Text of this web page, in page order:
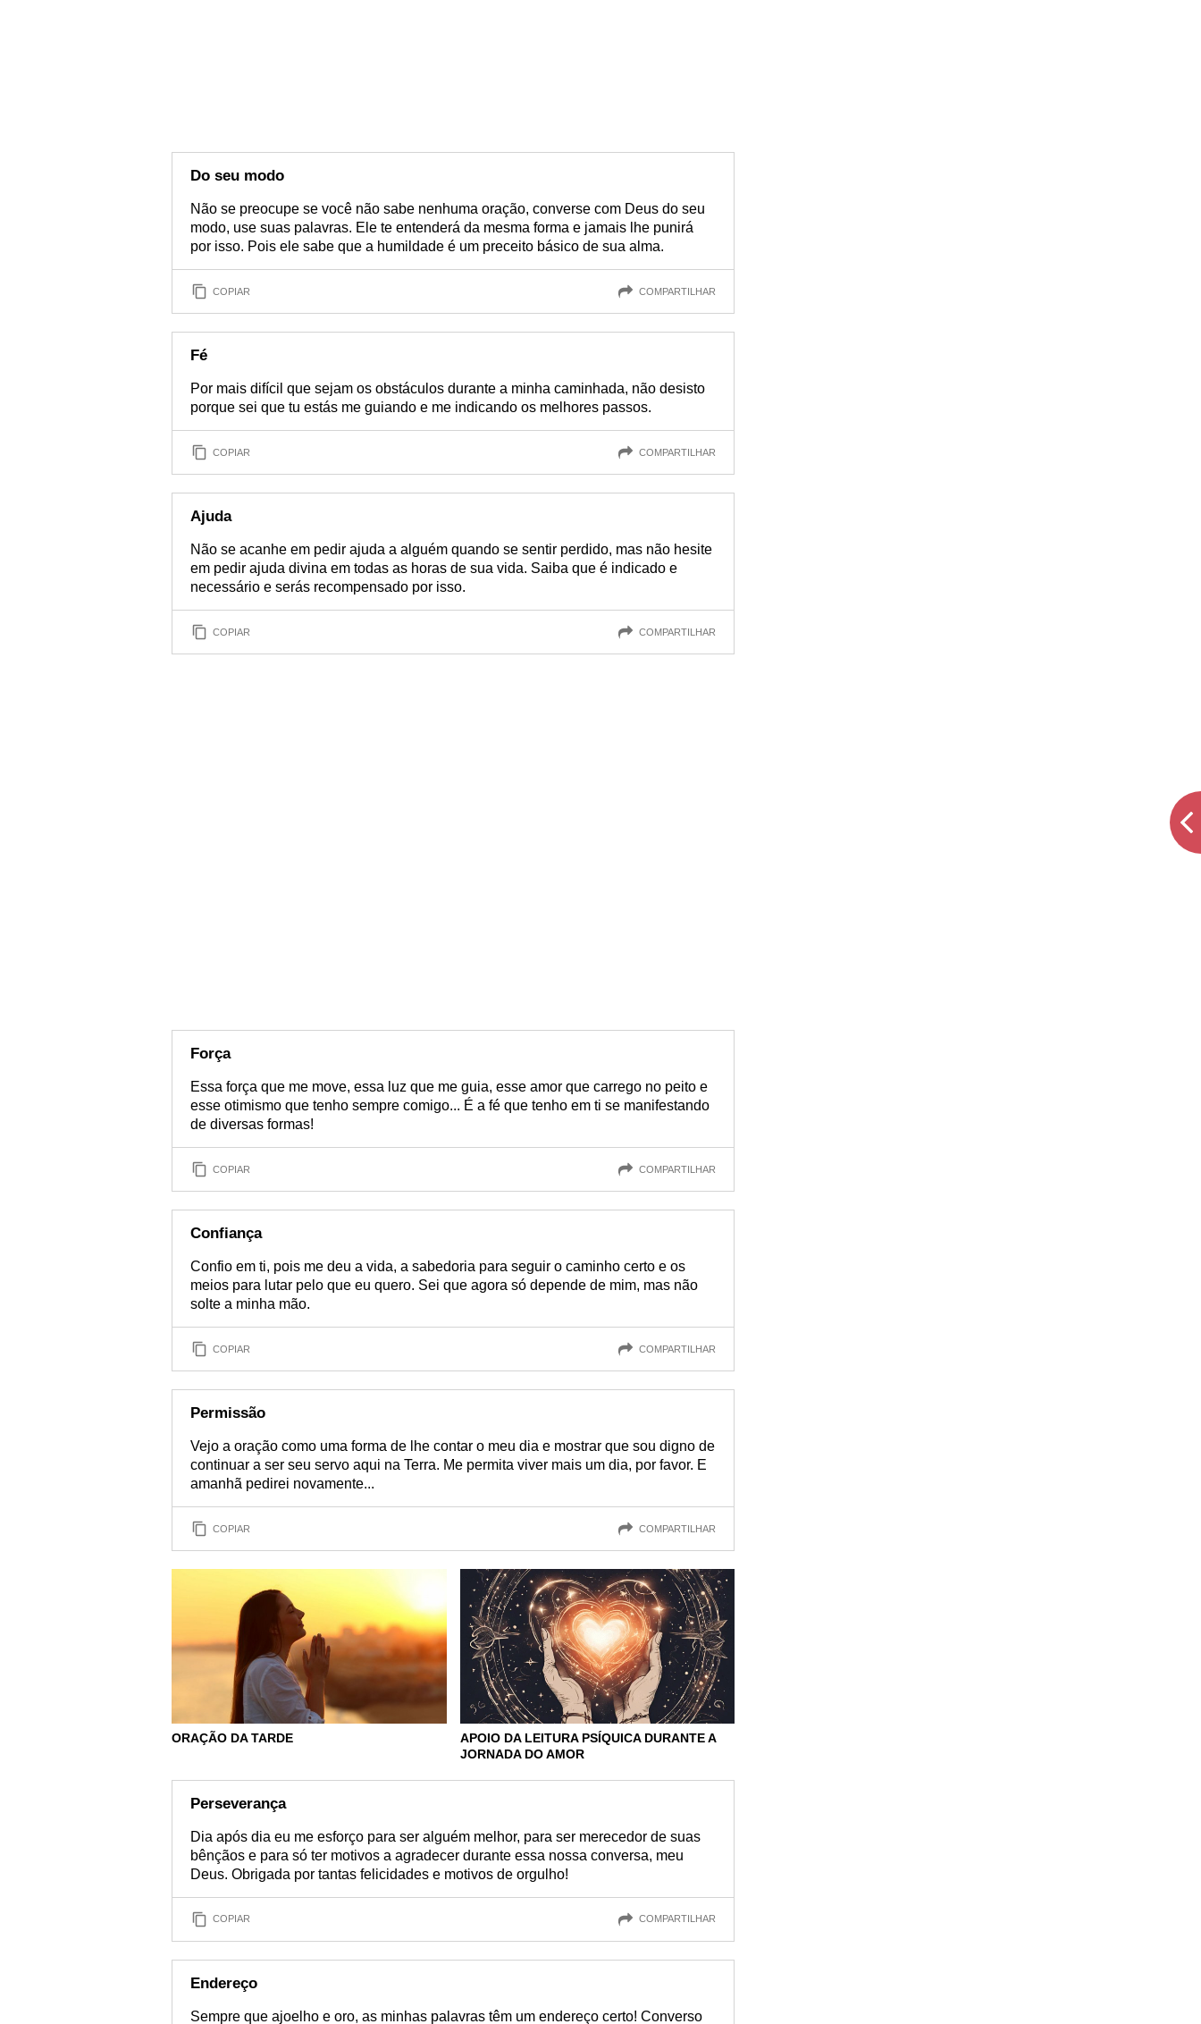
Do seu modo
Não se preocupe se você não sabe nenhuma oração, converse com Deus do seu
modo, use suas palavras. Ele te entenderá da mesma forma e jamais lhe punirá
por isso. Pois ele sabe que a humildade é um preceito básico de sua alma.
COPIAR COMPARTILHAR
Fé
Por mais difícil que sejam os obstáculos durante a minha caminhada, não desisto
porque sei que tu estás me guiando e me indicando os melhores passos.
COPIAR COMPARTILHAR
Ajuda
Não se acanhe em pedir ajuda a alguém quando se sentir perdido, mas não hesite
em pedir ajuda divina em todas as horas de sua vida. Saiba que é indicado e
necessário e serás recompensado por isso.
COPIAR COMPARTILHAR
Força
Essa força que me move, essa luz que me guia, esse amor que carrego no peito e
esse otimismo que tenho sempre comigo... É a fé que tenho em ti se manifestando
de diversas formas!
COPIAR COMPARTILHAR
Confiança
Confio em ti, pois me deu a vida, a sabedoria para seguir o caminho certo e os
meios para lutar pelo que eu quero. Sei que agora só depende de mim, mas não
solte a minha mão.
COPIAR COMPARTILHAR
Permissão
Vejo a oração como uma forma de lhe contar o meu dia e mostrar que sou digno de
continuar a ser seu servo aqui na Terra. Me permita viver mais um dia, por favor. E
amanhã pedirei novamente...
COPIAR COMPARTILHAR
ORAÇÃO DA TARDE
APOIO DA LEITURA PSÍQUICA DURANTE A
JORNADA DO AMOR
Perseverança
Dia após dia eu me esforço para ser alguém melhor, para ser merecedor de suas
bênçãos e para só ter motivos a agradecer durante essa nossa conversa, meu
Deus. Obrigada por tantas felicidades e motivos de orgulho!
COPIAR COMPARTILHAR
Endereço
Sempre que ajoelho e oro, as minhas palavras têm um endereço certo! Converso